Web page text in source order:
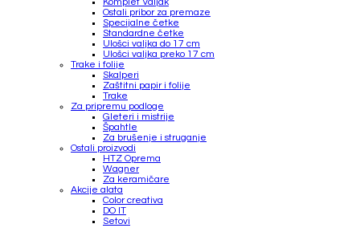
Ostali pribor za premaze
Specijalne četke
Standardne četke
Ulošci valjka do 17 cm
Ulošci valjka preko 17 cm
Trake i folije
Skalperi
Zaštitni papir i folije
Trake
Za pripremu podloge
Gleteri i mistrije
Špahtle
Za brušenje i struganje
Ostali proizvodi
HTZ Oprema
Wagner
Za keramičare
Akcije alata
Color creativa
DO IT
Setovi